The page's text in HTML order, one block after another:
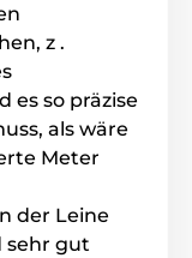
z .
es so präzise
als wäre
Meter
der Leine
sehr gut